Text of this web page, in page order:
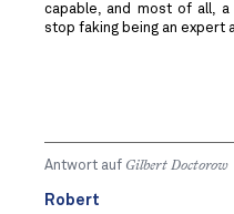
capable, and most of all,
stop faking being an expert
Antwort auf Gilbert Doctorow
Robert